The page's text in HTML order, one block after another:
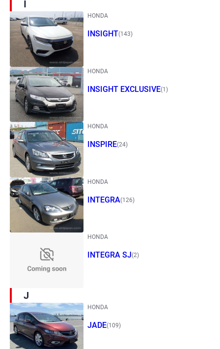
I
HONDA
INSIGHT(143)
HONDA
INSIGHT EXCLUSIVE(1)
HONDA
INSPIRE(24)
HONDA
INTEGRA(126)
HONDA
INTEGRA SJ(2)
J
HONDA
JADE(109)